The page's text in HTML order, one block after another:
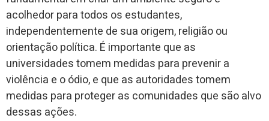
acolhedor para todos os estudantes,
independentemente de sua origem, religião ou
orientação política. É importante que as
universidades tomem medidas para prevenir a
violência e o ódio, e que as autoridades tomem
medidas para proteger as comunidades que são alvo
dessas ações.